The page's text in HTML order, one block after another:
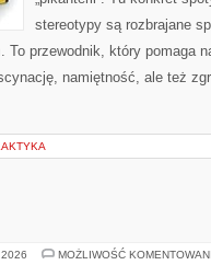
stereotypy są rozbrajane
To przewodnik, który pomaga
namiętność, ale też
MOŻLIWOŚĆ